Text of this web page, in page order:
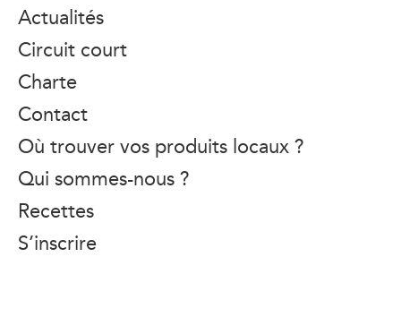
Actualités
Circuit court
Charte
Contact
Où trouver vos produits locaux ?
Qui sommes-nous ?
Recettes
S’inscrire